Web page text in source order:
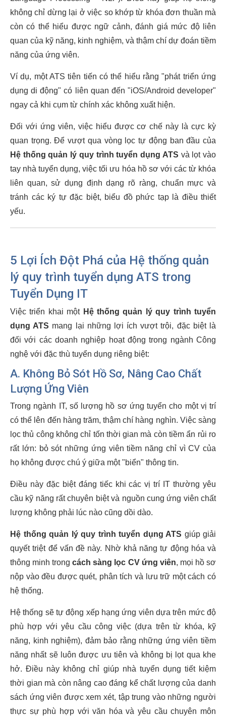
không chỉ dừng lại ở việc so khớp từ khóa đơn thuần mà
còn có thể hiểu được ngữ cảnh, đánh giá mức độ liên
quan của kỹ năng, kinh nghiệm, và thậm chí dự đoán tiềm
năng của ứng viên.
Ví dụ, một ATS tiên tiến có thể hiểu rằng "phát triển ứng
dụng di động" có liên quan đến "iOS/Android developer"
ngay cả khi cụm từ chính xác không xuất hiện.
Đối với ứng viên, việc hiểu được cơ chế này là cực kỳ
quan trọng. Để vượt qua vòng lọc tự động ban đầu của
Hệ thống quản lý quy trình tuyển dụng ATS và lọt vào
tay nhà tuyển dụng, việc tối ưu hóa hồ sơ với các từ khóa
liên quan, sử dụng định dạng rõ ràng, chuẩn mực và
tránh các ký tự đặc biệt, biểu đồ phức tạp là điều thiết
yếu.
5 Lợi Ích Đột Phá của Hệ thống quản
lý quy trình tuyển dụng ATS trong
Tuyển Dụng IT
Việc triển khai một Hệ thống quản lý quy trình tuyển
dụng ATS mang lại những lợi ích vượt trội, đặc biệt là
đối với các doanh nghiệp hoạt động trong ngành Công
nghệ với đặc thù tuyển dụng riêng biệt:
A. Không Bỏ Sót Hồ Sơ, Nâng Cao Chất
Lượng Ứng Viên
Trong ngành IT, số lượng hồ sơ ứng tuyển cho một vị trí
có thể lên đến hàng trăm, thậm chí hàng nghìn. Việc sàng
lọc thủ công không chỉ tốn thời gian mà còn tiềm ẩn rủi ro
rất lớn: bỏ sót những ứng viên tiềm năng chỉ vì CV của
họ không được chú ý giữa một "biển" thông tin.
Điều này đặc biệt đáng tiếc khi các vị trí IT thường yêu
cầu kỹ năng rất chuyên biệt và nguồn cung ứng viên chất
lượng không phải lúc nào cũng dồi dào.
Hệ thống quản lý quy trình tuyển dụng ATS giúp giải
quyết triệt để vấn đề này. Nhờ khả năng tự động hóa và
thông minh trongcách sàng lọc CV ứng viên, mọi hồ sơ
nộp vào đều được quét, phân tích và lưu trữ một cách có
hệ thống.
Hệ thống sẽ tự động xếp hạng ứng viên dựa trên mức độ
phù hợp với yêu cầu công việc (dựa trên từ khóa, kỹ
năng, kinh nghiệm), đảm bảo rằng những ứng viên tiềm
năng nhất sẽ luôn được ưu tiên và không bị lọt qua khe
hở. Điều này không chỉ giúp nhà tuyển dụng tiết kiệm
thời gian mà còn nâng cao đáng kể chất lượng của danh
sách ứng viên được xem xét, tập trung vào những người
thực sự phù hợp với văn hóa và yêu cầu chuyên môn